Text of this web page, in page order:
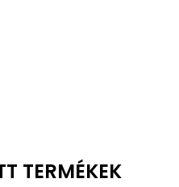
TERMÉKEK